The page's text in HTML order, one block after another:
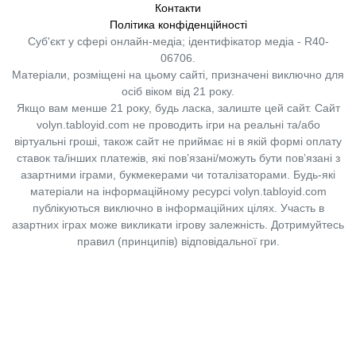
Контакти
Політика конфіденційності
Суб'єкт у сфері онлайн-медіа; ідентифікатор медіа - R40-
06706.
Матеріали, розміщені на цьому сайті, призначені виключно для
осіб віком від 21 року.
Якщо вам менше 21 року, будь ласка, залиште цей сайт. Сайт
volyn.tabloyid.com не проводить ігри на реальні та/або
віртуальні гроші, також сайт не приймає ні в якій формі оплату
ставок та/інших платежів, які пов’язані/можуть бути пов’язані з
азартними іграми, букмекерами чи тоталізаторами. Будь-які
матеріали на інформаційному ресурсі volyn.tabloyid.com
публікуються виключно в інформаційних цілях. Участь в
азартних іграх може викликати ігрову залежність. Дотримуйтесь
правил (принципів) відповідальної гри.